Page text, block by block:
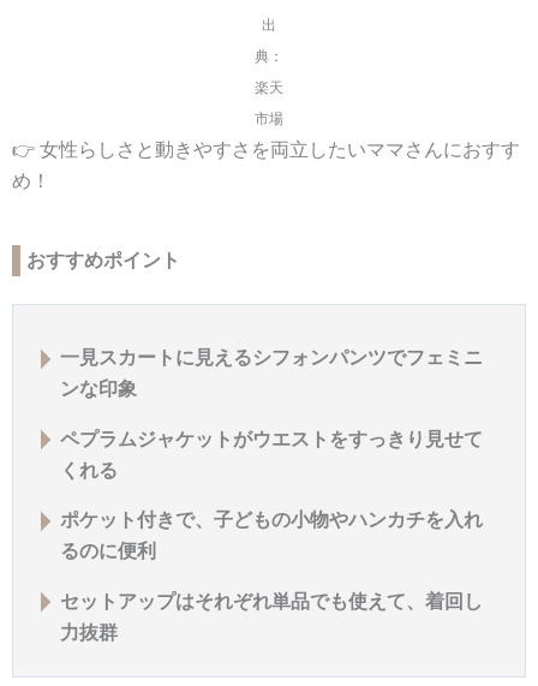
出
典：
楽天
市場
👉 女性らしさと動きやすさを両立したいママさんにおすす
め！
おすすめポイント
一見スカートに見えるシフォンパンツでフェミニ
ンな印象
ペプラムジャケットがウエストをすっきり見せて
くれる
ポケット付きで、子どもの小物やハンカチを入れ
るのに便利
セットアップはそれぞれ単品でも使えて、着回し
力抜群